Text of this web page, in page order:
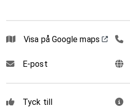
Visa på Google maps
E-post
Tyck till